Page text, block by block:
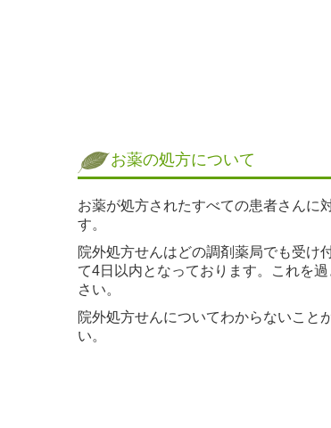
お薬の処方について
お薬が処方されたすべての患者さんに
す。
院外処方せんはどの調剤薬局でも受け
て4日以内となっております。これを
さい。
院外処方せんについてわからないこと
い。